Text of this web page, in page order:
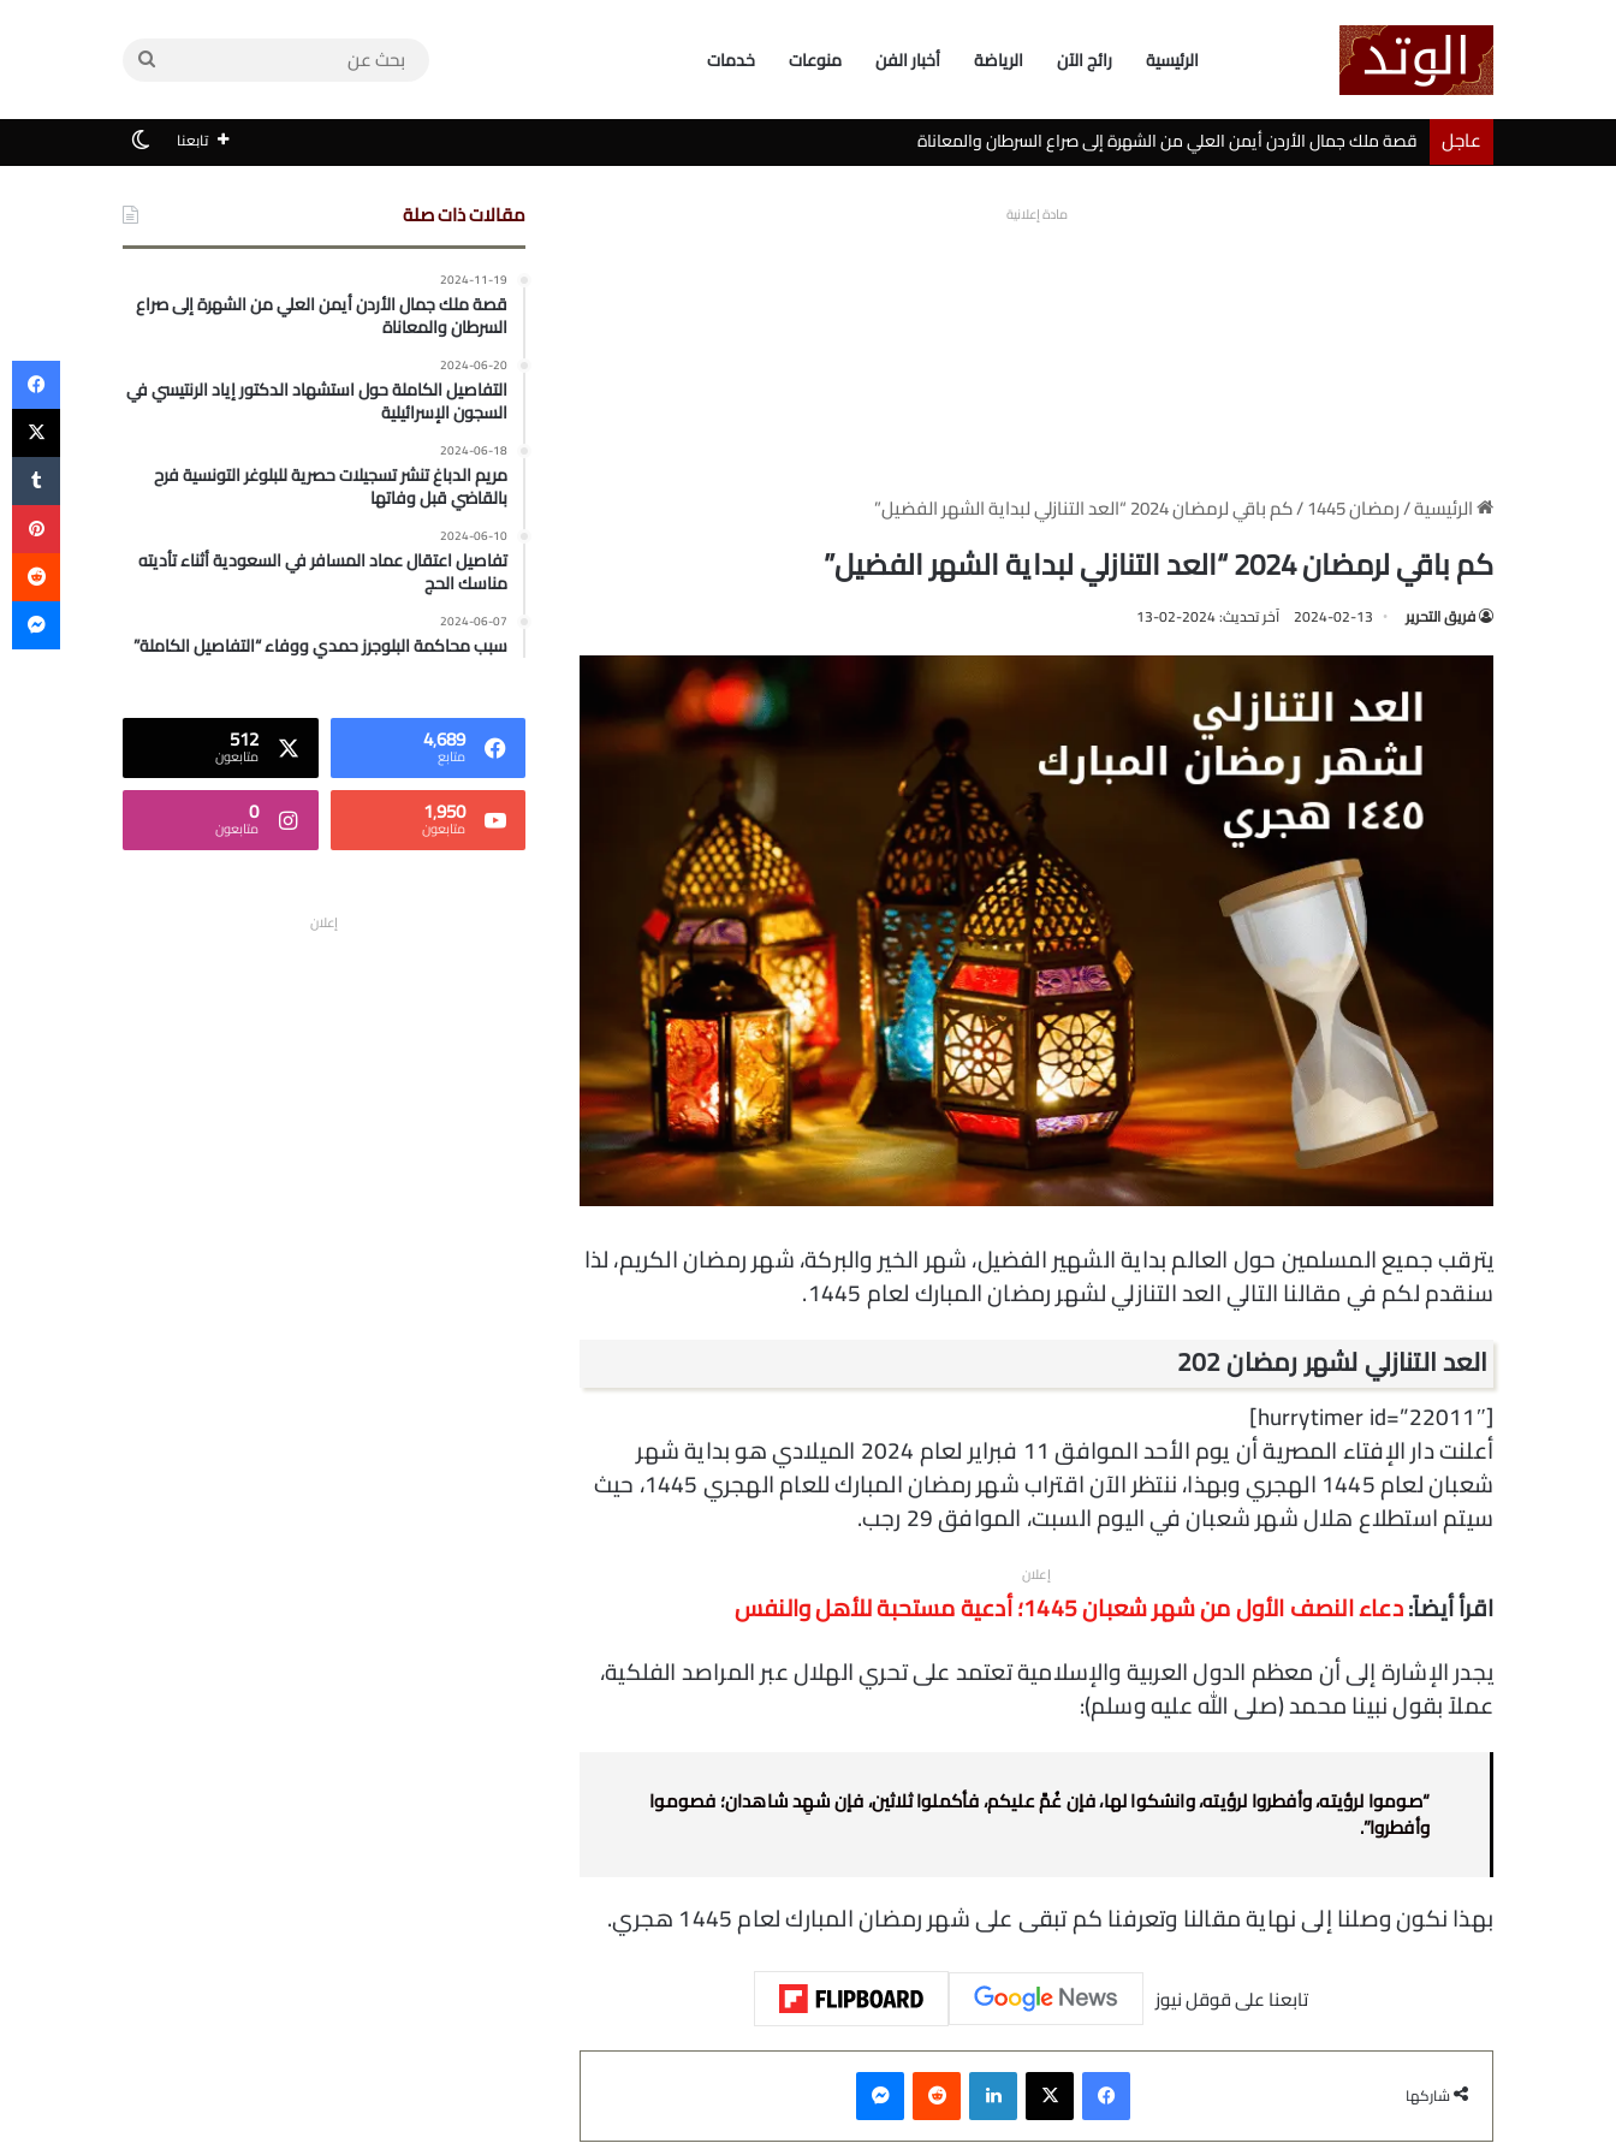
الرئيسية رائج الآن الرياضة أخبار الفن منوعات خدمات
عاجل
خطوبة شيرين بيوتي وأسامة مروة تثير ضجة على السوشيال ميديا تابعنا
مادة إعلانية
الرئيسية/رمضان 1445 /كم باقي لرمضان 2024 “العد التنازلي لبداية الشهر الفضيل”
كم باقي لرمضان 2024 “العد التنازلي لبداية الشهر الفضيل”
فريق التحرير 2024-02-13 آخر تحديث: 2024-02-13
يترقب جميع المسلمين حول العالم بداية الشهير الفضيل، شهر الخير والبركة، شهر رمضان الكريم، لذا
سنقدم لكم في مقالنا التالي العد التنازلي لشهر رمضان المبارك لعام 1445.
العد التنازلي لشهر رمضان 202
[hurrytimer id=”22011″]
أعلنت دار الإفتاء المصرية أن يوم الأحد الموافق 11 فبراير لعام 2024 الميلادي هو بداية شهر
شعبان لعام 1445 الهجري وبهذا، ننتظر الآن اقتراب شهر رمضان المبارك للعام الهجري 1445، حيث
سيتم استطلاع هلال شهر شعبان في اليوم السبت، الموافق 29 رجب.
إعلان
اقرأ أيضاً:دعاء النصف الأول من شهر شعبان 1445؛ أدعية مستحبة للأهل والنفس
يجدر الإشارة إلى أن معظم الدول العربية والإسلامية تعتمد على تحري الهلال عبر المراصد الفلكية،
عملاً بقول نبينا محمد (صلى الله عليه وسلم):
“صوموا لرؤيته، وأفطروا لرؤيته، وانسُكوا لها، فإن غُمَّ عليكم، فأكملوا ثلاثين، فإن شهِد شاهدان؛ فصوموا
وأفطروا”.
بهذا نكون وصلنا إلى نهاية مقالنا وتعرفنا كم تبقى على شهر رمضان المبارك لعام 1445 هجري.
تابعنا على قوقل نيوز
شاركها
فيسبوك ‫X لينكدإن
مقالات ذات صلة
2024-11-19
قصة ملك جمال الأردن أيمن العلي من الشهرة إلى صراع
السرطان والمعاناة
2024-06-20
التفاصيل الكاملة حول استشهاد الدكتور إياد الرنتيسي في
السجون الإسرائيلية
2024-06-18
مريم الدباغ تنشر تسجيلات حصرية للبلوغر التونسية فرح
بالقاضي قبل وفاتها
2024-06-10
تفاصيل اعتقال عماد المسافر في السعودية أثناء تأديته
مناسك الحج
2024-06-07
سبب محاكمة البلوجرز حمدي ووفاء “التفاصيل الكاملة”
4٬689
متابع 512
متابعون
1٬950
متابعون 0
متابعون
إعلان